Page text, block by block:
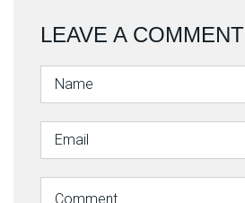
LEAVE A COMMENT